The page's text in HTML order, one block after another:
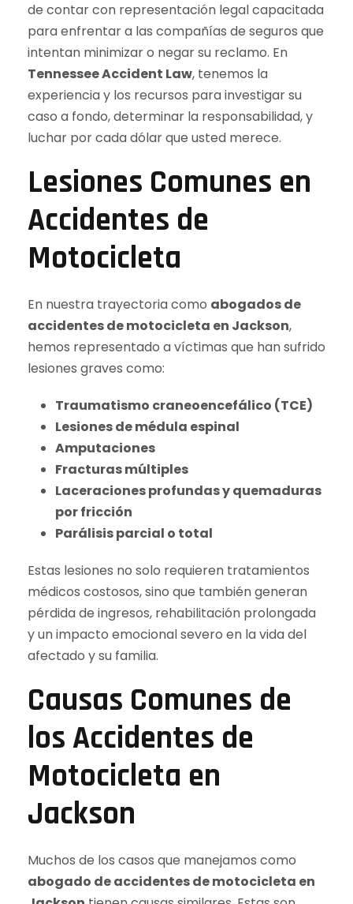
de contar con representación legal capacitada
para enfrentar a las compañías de seguros que
intentan minimizar o negar su reclamo. En
Tennessee Accident Law, tenemos la
experiencia y los recursos para investigar su
caso a fondo, determinar la responsabilidad, y
luchar por cada dólar que usted merece.
Lesiones Comunes en
Accidentes de
Motocicleta
En nuestra trayectoria como abogados de
accidentes de motocicleta en Jackson,
hemos representado a víctimas que han sufrido
lesiones graves como:
Traumatismo craneoencefálico (TCE)
Lesiones de médula espinal
Amputaciones
Fracturas múltiples
Laceraciones profundas y quemaduras
por fricción
Parálisis parcial o total
Estas lesiones no solo requieren tratamientos
médicos costosos, sino que también generan
pérdida de ingresos, rehabilitación prolongada
y un impacto emocional severo en la vida del
afectado y su familia.
Causas Comunes de
los Accidentes de
Motocicleta en
Jackson
Muchos de los casos que manejamos como
abogado de accidentes de motocicleta en